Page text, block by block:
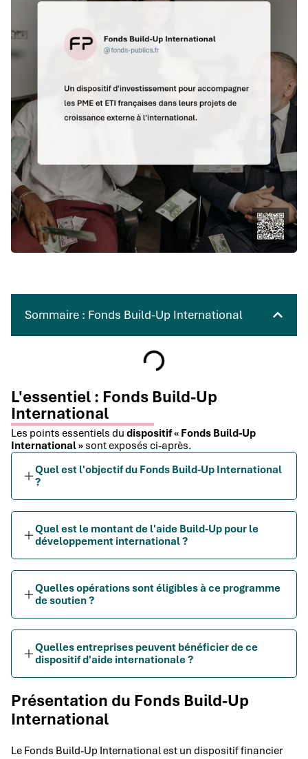
Sommaire : Fonds Build-Up International
L'essentiel : Fonds Build-Up
International
Les points essentiels du dispositif « Fonds Build-Up
International » sont exposés ci-après.
Quel est l'objectif du Fonds Build-Up International
?
Quel est le montant de l'aide Build-Up pour le
développement international ?
Quelles opérations sont éligibles à ce programme
de soutien ?
Quelles entreprises peuvent bénéficier de ce
dispositif d'aide internationale ?
Présentation du Fonds Build-Up
International
Le Fonds Build-Up International est un dispositif financier